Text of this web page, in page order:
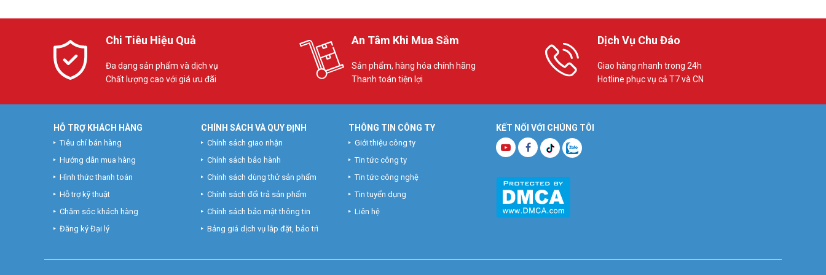
Trọn bộ camera Hikvision HD1080P cho Shop Bốn Mùa tại TTTM Vincom Landmark81
Chi Tiêu Hiệu Quả
Đa dạng sản phẩm và dịch vụ
Chất lượng cao với giá ưu đãi
An Tâm Khi Mua Sắm
Sản phẩm, hàng hóa chính hãng
Thanh toán tiện lợi
Dịch Vụ Chu Đáo
Giao hàng nhanh trong 24h
Hotline phục vụ cả T7 và CN
KẾT NỐI VỚI CHÚNG TÔI
HỖ TRỢ KHÁCH HÀNG
Tiêu chí bán hàng
Hướng dẫn mua hàng
Hình thức thanh toán
Hỗ trợ kỹ thuật
Chăm sóc khách hàng
Đăng ký Đại lý
CHÍNH SÁCH VÀ QUY ĐỊNH
Chính sách giao nhận
Chính sách bảo hành
Chính sách dùng thử sản phẩm
Chính sách đổi trả sản phẩm
Chính sách bảo mật thông tin
Bảng giá dịch vụ lắp đặt, bảo trì
THÔNG TIN CÔNG TY
Giới thiệu công ty
Tin tức công ty
Tin tức công nghệ
Tin tuyển dụng
Liên hệ